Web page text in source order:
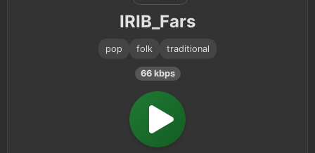
IRIB_Fars
pop folk traditional
66 kbps